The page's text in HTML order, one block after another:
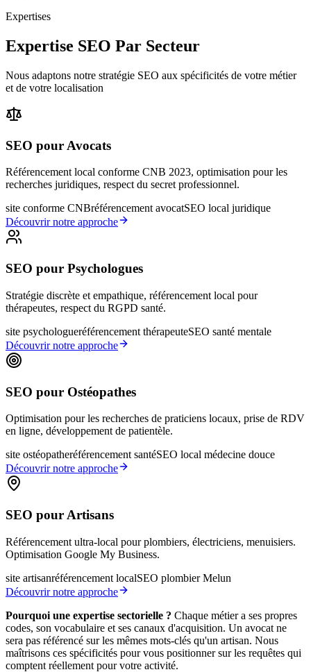
Expertises
Expertise SEO Par Secteur
Nous adaptons notre stratégie SEO aux spécificités de votre métier
et de votre localisation
SEO pour Avocats
Référencement local conforme CNB 2023, optimisation pour les
recherches juridiques, respect du secret professionnel.
site conforme CNBréférencement avocatSEO local juridique
Découvrir notre approche
SEO pour Psychologues
Stratégie discrète et empathique, référencement local pour
thérapeutes, respect du RGPD santé.
site psychologueréférencement thérapeuteSEO santé mentale
Découvrir notre approche
SEO pour Ostéopathes
Optimisation pour les recherches de praticiens locaux, prise de RDV
en ligne, développement de patientèle.
site ostéopatheréférencement santéSEO local médecine douce
Découvrir notre approche
SEO pour Artisans
Référencement ultra-local pour plombiers, électriciens, menuisiers.
Optimisation Google My Business.
site artisanréférencement localSEO plombier Melun
Découvrir notre approche
Pourquoi une expertise sectorielle ? Chaque métier a ses propres
codes, son vocabulaire et ses canaux d'acquisition. Un avocat ne
sera pas référencé sur les mêmes mots-clés qu'un artisan. Nous
maîtrisons ces spécificités pour vous positionner sur les requêtes qui
comptent réellement pour votre activité.